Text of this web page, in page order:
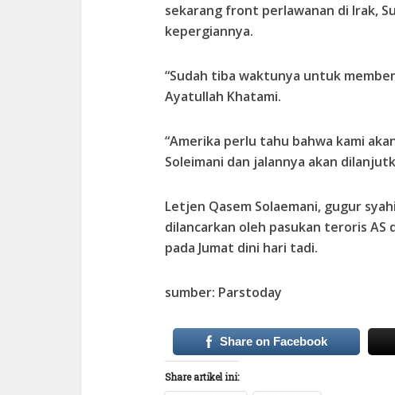
sekarang front perlawanan di Irak,
kepergiannya.
“Sudah tiba waktunya untuk
Ayatullah Khatami.
“Amerika perlu tahu bahwa kami
Soleimani dan jalannya akan
Letjen Qasem Solaemani, gugur
dilancarkan oleh pasukan teroris AS
pada Jumat dini hari tadi.
sumber: Parstoday
Share on Facebook
Share artikel ini: